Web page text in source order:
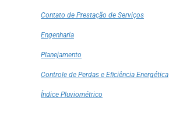
Contato de Prestação de Serviços
Engenharia
Planejamento
Controle de Perdas e Eficiência Energética
Índice Pluviométrico